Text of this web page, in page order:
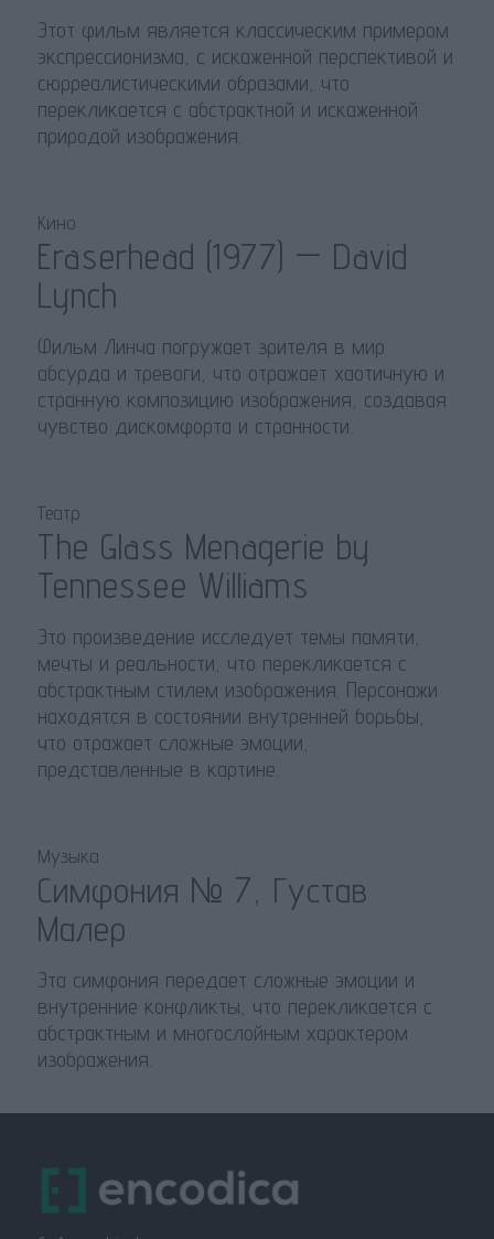
Этот фильм является классическим примером
экспрессионизма, с искаженной перспективой и
сюрреалистическими образами, что
перекликается с абстрактной и искаженной
природой изображения.
Кино
Eraserhead (1977) — David
Lynch
Фильм Линча погружает зрителя в мир
абсурда и тревоги, что отражает хаотичную и
странную композицию изображения, создавая
чувство дискомфорта и странности.
Театр
The Glass Menagerie by
Tennessee Williams
Это произведение исследует темы памяти,
мечты и реальности, что перекликается с
абстрактным стилем изображения. Персонажи
находятся в состоянии внутренней борьбы,
что отражает сложные эмоции,
представленные в картине.
Музыка
Симфония № 7, Густав
Малер
Эта симфония передает сложные эмоции и
внутренние конфликты, что перекликается с
абстрактным и многослойным характером
изображения.